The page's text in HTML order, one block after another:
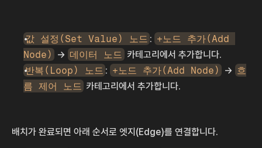
값 설정(Set Value) 노드 : +노드 추가(Add
Node)
→ 데이터 노드 카테고리에서 추가합니다.
반복(Loop) 노드 : +노드 추가(Add Node) → 흐
름 제어 노드 카테고리에서 추가합니다.
배치가 완료되면 아래 순서로 엣지(Edge)를 연결합니다.